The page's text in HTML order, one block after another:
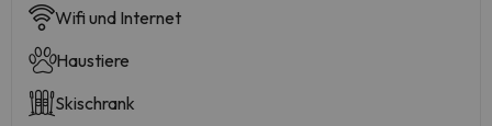
Wifi und Internet
Haustiere
Skischrank